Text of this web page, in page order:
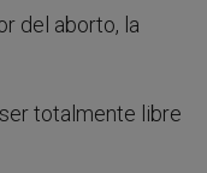
del aborto, la
totalmente libre